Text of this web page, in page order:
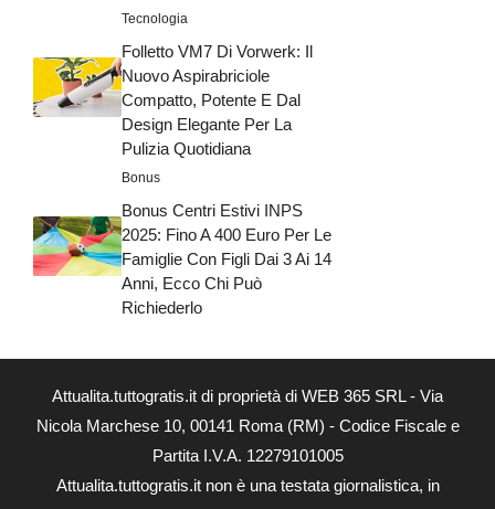
Tecnologia
Folletto VM7 Di Vorwerk: Il
Nuovo Aspirabriciole
Compatto, Potente E Dal
Design Elegante Per La
Pulizia Quotidiana
Bonus
Bonus Centri Estivi INPS
2025: Fino A 400 Euro Per Le
Famiglie Con Figli Dai 3 Ai 14
Anni, Ecco Chi Può
Richiederlo
Attualita.tuttogratis.it di proprietà di WEB 365 SRL - Via
Nicola Marchese 10, 00141 Roma (RM) - Codice Fiscale e
Partita I.V.A. 12279101005
Attualita.tuttogratis.it non è una testata giornalistica, in